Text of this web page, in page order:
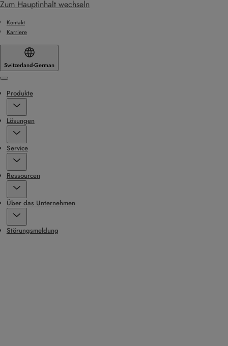
Zum Hauptinhalt wechseln
Kontakt
Karriere
Switzerland·German
Menu
Produkte
Lösungen
Service
Ressourcen
Über das Unternehmen
Störungsmeldung